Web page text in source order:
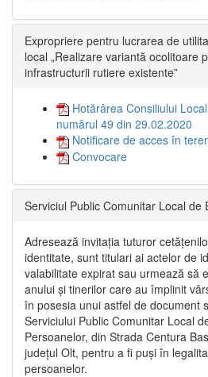
Expropriere pentru lucrarea de
local „Realizare variantă ocolitoare
infrastructurii rutiere existente”
Hotărârea Consiliului
numărul 49 din 29.02.2020
Notificare de acces în
Convocare
Serviciul Public Comunitar Local de
Adresează invitația tuturor
identitate, sunt titulari ai actelor de
valabilitate expirat sau urmează să
anului și tinerilor care au împlinit
în posesia unui astfel de document
Serviciului Public Comunitar Local
Persoanelor, din Strada Centura
județul Olt, pentru a fi puși în
persoanelor.